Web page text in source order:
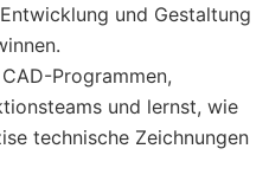
und Gestaltung
Programmen,
und lernst, wie
technische Zeichnungen